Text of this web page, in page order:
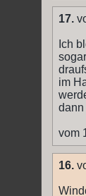
17.
Ich
im
vom
16.